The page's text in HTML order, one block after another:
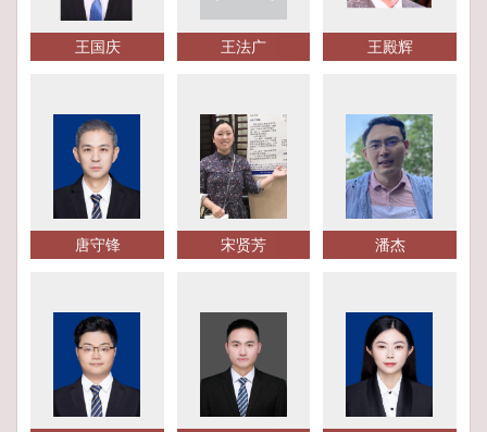
王国庆 王法广 王殿辉
唐守锋 宋贤芳 潘杰